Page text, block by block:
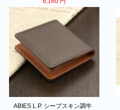
ABIES L.P. シープスキン調牛